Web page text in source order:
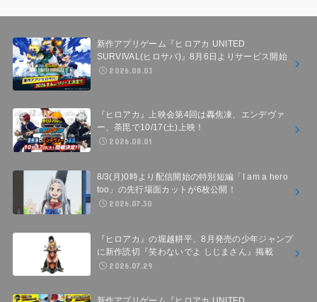
新作アプリゲーム『ヒロアカ UNITED
SURVIVAL(ヒロサバ)』8月6日よりサービス開始
2026.08.03
『ヒロアカ』上映会第4回は轟焦凍、エンデヴァ
ー、荼毘で10/17(土)上映！
2026.08.01
8/3(月)0時より配信開始の特別短編「I am a hero
too」の先行場面カットが6枚公開！
2026.07.30
『ヒロアカ』の堀越耕平、8月発売の少年ジャンプ
に新作読切『笑わないでよ しじまさん』掲載
2026.07.29